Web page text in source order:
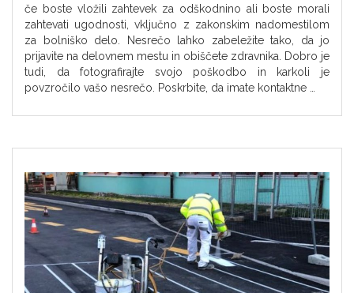
če boste vložili zahtevek za odškodnino ali boste morali
zahtevati ugodnosti, vključno z zakonskim nadomestilom
za bolniško delo. Nesrečo lahko zabeležite tako, da jo
prijavite na delovnem mestu in obiščete zdravnika. Dobro je
tudi, da fotografirajte svojo poškodbo in karkoli je
povzročilo vašo nesrečo. Poskrbite, da imate kontaktne …